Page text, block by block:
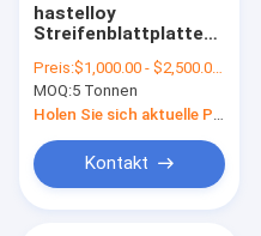
hastelloy
Streifenblattplattendes
Stahl-c276 Band des
legierten Stahls
Preis:$1,000.00 - $2,500.00/Tons
MOQ:5 Tonnen
Kontakt